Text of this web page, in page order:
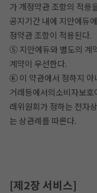
가 개정약관 조항의 적용
공지기간 내에 지안에듀
정약관 조항이 적용된다.
⑤ 지안에듀와 별도의 계
계약이 우선한다.
⑥ 이 약관에서 정하지 아
거래등에서의소비자보
래위원회가 정하는 전자
는 상관례를 따른다.
[제2장 서비스]